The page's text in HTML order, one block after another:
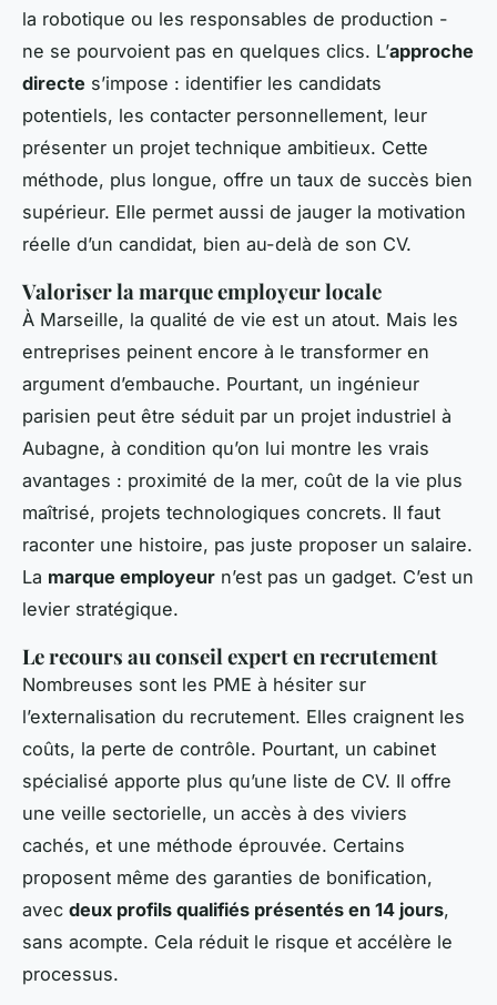
la robotique ou les responsables de production -
ne se pourvoient pas en quelques clics. L’approche
directe s’impose : identifier les candidats
potentiels, les contacter personnellement, leur
présenter un projet technique ambitieux. Cette
méthode, plus longue, offre un taux de succès bien
supérieur. Elle permet aussi de jauger la motivation
réelle d’un candidat, bien au-delà de son CV.
Valoriser la marque employeur locale
À Marseille, la qualité de vie est un atout. Mais les
entreprises peinent encore à le transformer en
argument d’embauche. Pourtant, un ingénieur
parisien peut être séduit par un projet industriel à
Aubagne, à condition qu’on lui montre les vrais
avantages : proximité de la mer, coût de la vie plus
maîtrisé, projets technologiques concrets. Il faut
raconter une histoire, pas juste proposer un salaire.
La marque employeur n’est pas un gadget. C’est un
levier stratégique.
Le recours au conseil expert en recrutement
Nombreuses sont les PME à hésiter sur
l’externalisation du recrutement. Elles craignent les
coûts, la perte de contrôle. Pourtant, un cabinet
spécialisé apporte plus qu’une liste de CV. Il offre
une veille sectorielle, un accès à des viviers
cachés, et une méthode éprouvée. Certains
proposent même des garanties de bonification,
avec deux profils qualifiés présentés en 14 jours,
sans acompte. Cela réduit le risque et accélère le
processus.